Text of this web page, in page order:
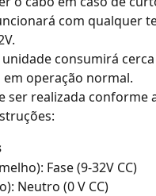
com qualquer
unidade consumirá
operação normal.
ser realizada conforme
Fase (9-32V CC)
Neutro (0 V CC)